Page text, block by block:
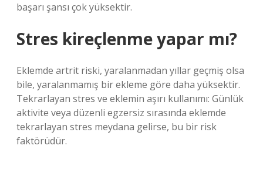
başarı şansı çok yüksektir.
Stres kireçlenme yapar mı?
Eklemde artrit riski, yaralanmadan yıllar geçmiş olsa
bile, yaralanmamış bir ekleme göre daha yüksektir.
Tekrarlayan stres ve eklemin aşırı kullanımı: Günlük
aktivite veya düzenli egzersiz sırasında eklemde
tekrarlayan stres meydana gelirse, bu bir risk
faktörüdür.